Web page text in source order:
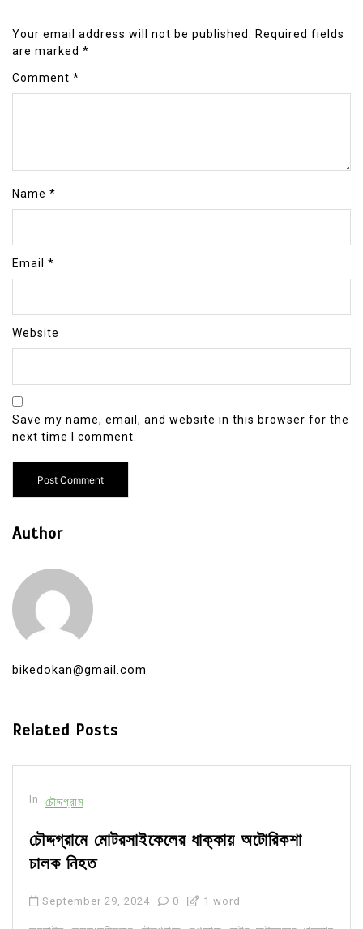
Your email address will not be published. Required fields
are marked *
Comment *
Name *
Email *
Website
Save my name, email, and website in this browser for the
next time I comment.
Author
bikedokan@gmail.com
Related Posts
In চৌদ্দগ্রাম
চৌদ্দগ্রামে মোটরসাইকেলের ধাক্কায় অটোরিকশা
চালক নিহত
September 29, 2024 0 1 word